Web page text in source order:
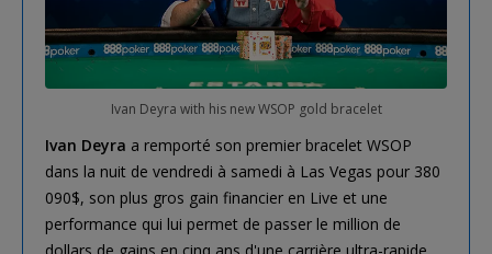
Ivan Deyra with his new WSOP gold bracelet
Ivan Deyra a remporté son premier bracelet WSOP
dans la nuit de vendredi à samedi à Las Vegas pour 380
090$, son plus gros gain financier en Live et une
performance qui lui permet de passer le million de